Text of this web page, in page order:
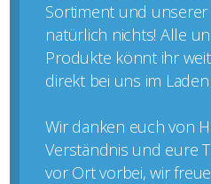
Sortiment und
natürlich nichts! Alle
Produkte könnt ihr
direkt bei uns im
Wir danken euch von
Verständnis und eure
vor Ort vorbei, wir